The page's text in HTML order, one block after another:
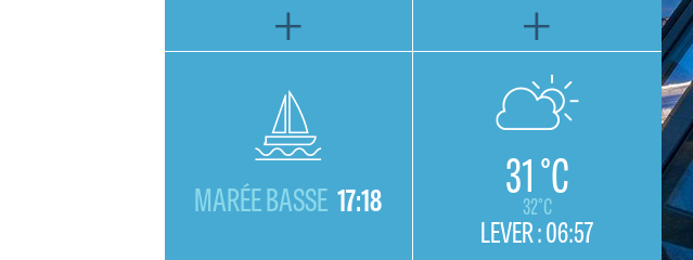
MARÉE BASSE 17:18 31 °C
32°C
LEVER :06:57